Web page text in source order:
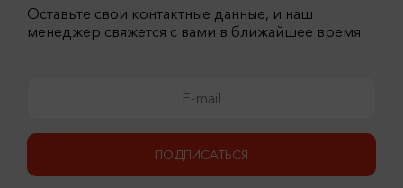
Оставьте свои контактные данные, и наш
менеджер свяжется с вами в ближайшее время
ПОДПИСАТЬСЯ